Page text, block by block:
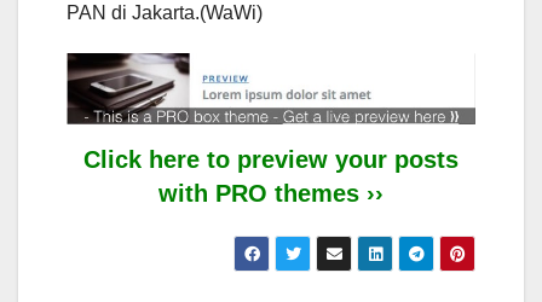
PAN di Jakarta.(WaWi)
Click here to preview your posts
with PRO themes ››